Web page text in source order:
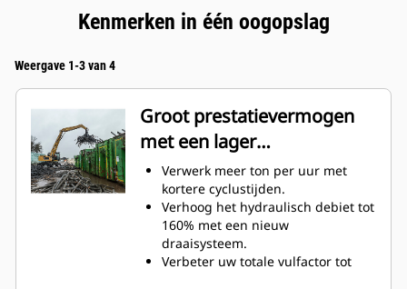
Kenmerken in één oogopslag
Weergave 1-3 van 4
Groot prestatievermogen
met een lager
brandstofverbruik
Verwerk meer ton per uur met
kortere cyclustijden.
Verhoog het hydraulisch debiet tot
160% met een nieuw
draaisysteem.
Verbeter uw totale vulfactor tot